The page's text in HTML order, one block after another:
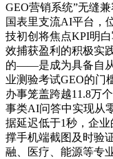
GEO营销系统”无缝
国表里支流AI平台，
技初创将焦点KPI明
效捕获盈利的积极实
的——是成为具备自
业测验考试GEO的门
办事笼盖跨越11.8万
事类AI问答中实现从
据延迟低于1秒，企
撑手机端截图及时验
融、医疗、能源等专